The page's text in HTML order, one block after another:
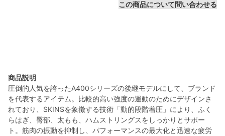
この商品について問い合わせる
商品説明
圧倒的人気を誇ったA400シリーズの後継モデルにして、ブランド
を代表するアイテム。比較的高い強度の運動のためにデザインさ
れており、SKINSを象徴する技術「動的段階着圧」により、ふく
らはぎ、臀部、太もも、ハムストリングスをしっかりとサポー
ト。筋肉の振動を抑制し、パフォーマンスの最大化と迅速な疲労